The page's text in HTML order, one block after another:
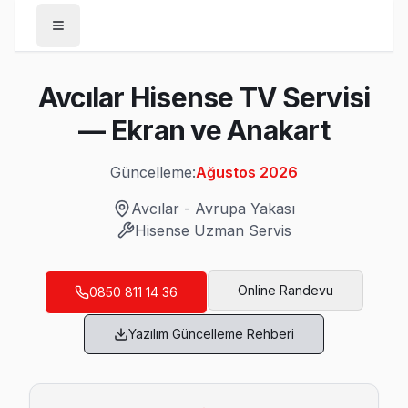
/Avcılar
Hisense
Son Güncelleme:Ağustos 2026
Avcılar'da Mahalle Mahalle Hisense TV
Ambarlı Hisense Servis
Avcılar'da Ambarlı bölgesindeki Hisense kullanıcılarına
Avcılar Hisense TV Servisi
— Ekran ve Anakart
Güncelleme:Ağustos 2026
Avcılar - Avrupa Yakası
Hisense Uzman Servis
0850 811 14 36 Online Randevu
Yazılım Güncelleme Rehberi